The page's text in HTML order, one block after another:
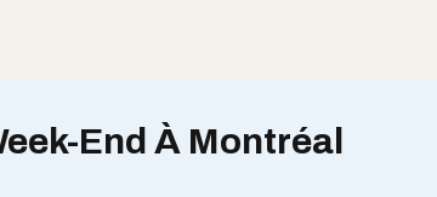
End À Montréal